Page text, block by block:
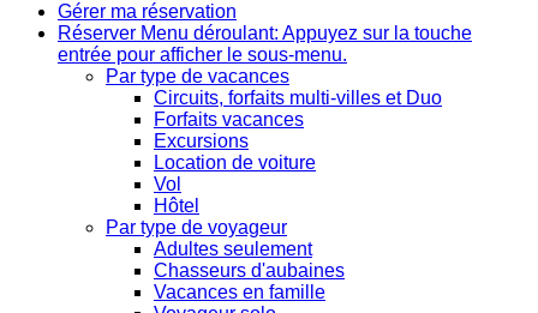
Gérer ma réservation
Réserver Menu déroulant: Appuyez sur la touche
entrée pour afficher le sous-menu.
Par type de vacances
Circuits, forfaits multi-villes et Duo
Forfaits vacances
Excursions
Location de voiture
Vol
Hôtel
Par type de voyageur
Adultes seulement
Chasseurs d'aubaines
Vacances en famille